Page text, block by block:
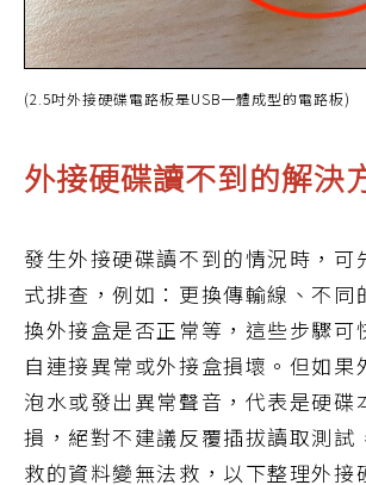
(2.5吋外接硬碟電路板是USB一體成型的電路板)
外接硬碟讀不到的解決
發生外接硬碟讀不到的情況時，可
式排查，例如：更換傳輸線、不同
換外接盒是否正常等，這些步驟可
自連接異常或外接盒損壞。但如果
泡水或發出異常聲音，代表是硬碟
損，絕對不建議反覆插拔讀取測試
救的資料變無法救，以下整理外接